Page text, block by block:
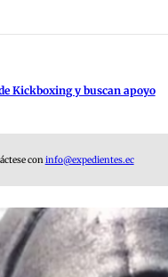
Kickboxing y buscan apoyo
coninfo@expedientes.ec